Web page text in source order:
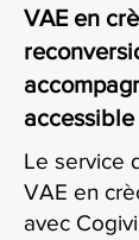
VAE en
Le service
VAE en
avec